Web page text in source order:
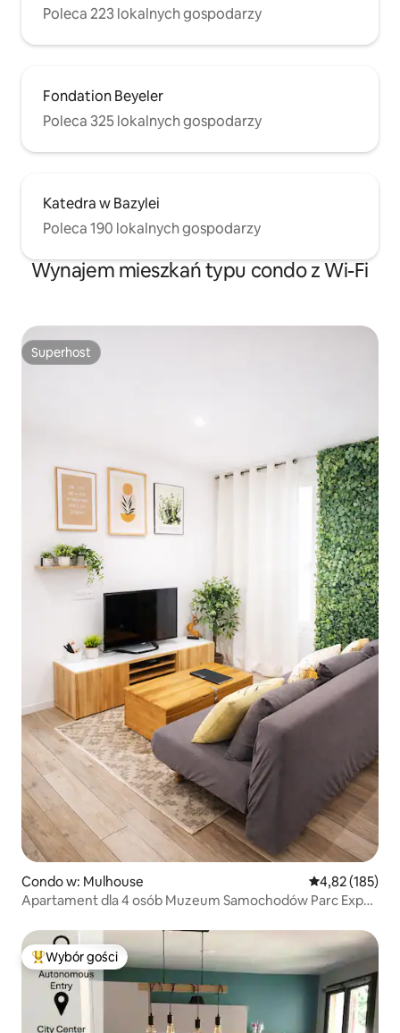
Poleca 223 lokalnych gospodarzy
Fondation Beyeler
Poleca 325 lokalnych gospodarzy
Katedra w Bazylei
Poleca 190 lokalnych gospodarzy
Wynajem mieszkań typu condo z Wi-Fi
Superhost
Superhost
Condo w: Mulhouse Średnia
4,82 (185)
Apartament dla 4 osób Muzeum Samochodów Parc Expo
Najpopularniejsze z kategorii Wybór gości
Wybór gości